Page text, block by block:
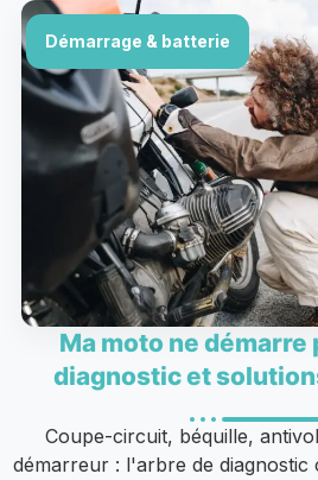
Démarrage & batterie
Ma moto ne démarre
diagnostic et
Coupe-circuit, béquille,
démarreur : l'arbre de